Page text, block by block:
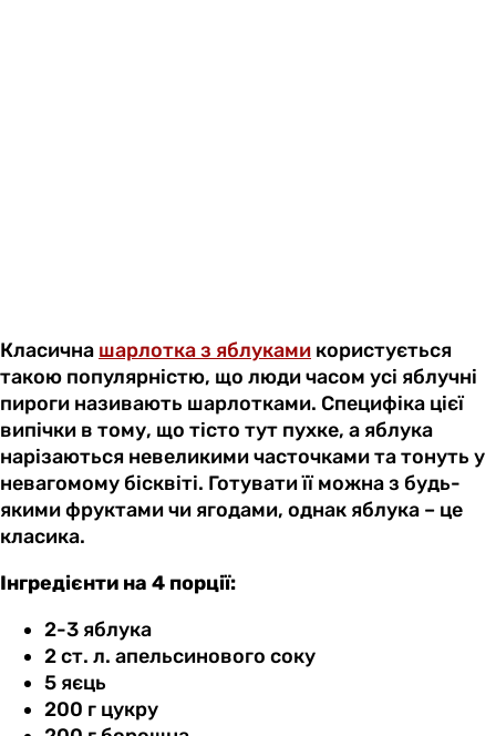
Класична шарлотка з яблуками користується
такою популярністю, що люди часом усі яблучні
пироги називають шарлотками. Специфіка цієї
випічки в тому, що тісто тут пухке, а яблука
нарізаються невеликими часточками та тонуть у
невагомому бісквіті. Готувати її можна з будь-
якими фруктами чи ягодами, однак яблука – це
класика.
Інгредієнти на 4 порції:
2-3 яблука
2 ст. л. апельсинового соку
5 яєць
200 г цукру